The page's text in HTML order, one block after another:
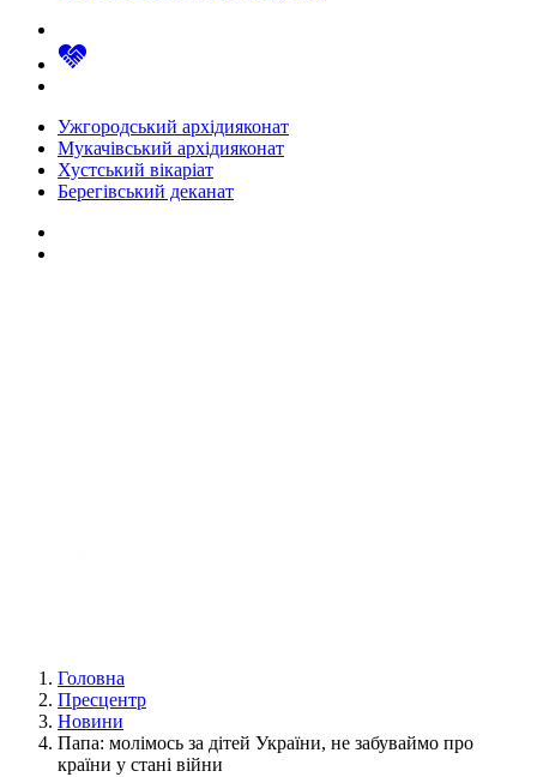
Ужгородський архідияконат
Мукачівський архідияконат
Хустський вікаріат
Берегівський деканат
Головна
Пресцентр
Новини
Папа: молімось за дітей України, не забуваймо про
країни у стані війни